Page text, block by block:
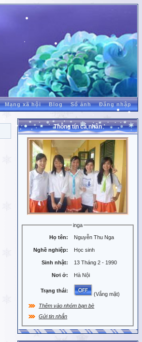
Mạng xã hội Blog Sổ ảnh Đăng nhập
Thông tin cá nhân
inga
Họ tên: Nguyễn Thu Nga
Nghề nghiệp: Học sinh
Sinh nhật: 13 Tháng 2 - 1990
Nơi ở: Hà Nội
Trạng thái:
(Vắng mặt)
Thêm vào nhóm bạn bè
Gửi tin nhắn